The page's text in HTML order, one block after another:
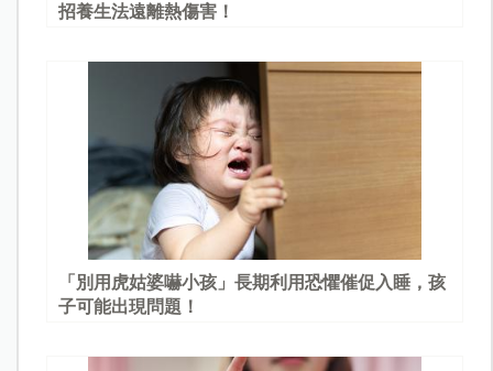
招養生法遠離熱傷害！
「別用虎姑婆嚇小孩」長期利用恐懼催促入睡，孩
子可能出現問題！